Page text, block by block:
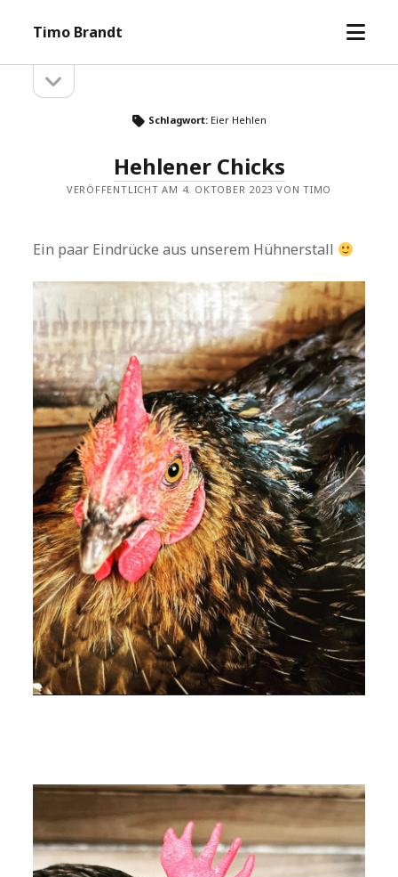
Timo Brandt
Menü
Seitenleiste
öffnen
Schlagwort: Eier Hehlen
Hehlener Chicks
VERÖFFENTLICHT AM 4. OKTOBER 2023 VON TIMO
Ein paar Eindrücke aus unserem Hühnerstall